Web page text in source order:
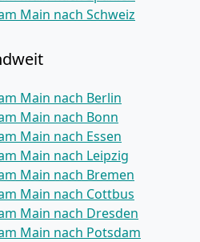
Main nach Schweiz
Main nach Berlin
Main nach Bonn
Main nach Essen
Main nach Leipzig
Main nach Bremen
Main nach Cottbus
Main nach Dresden
Main nach Potsdam